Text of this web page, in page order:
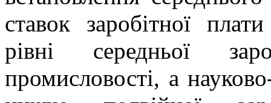
ставок заробітної
рівні середньої
промисловості, а